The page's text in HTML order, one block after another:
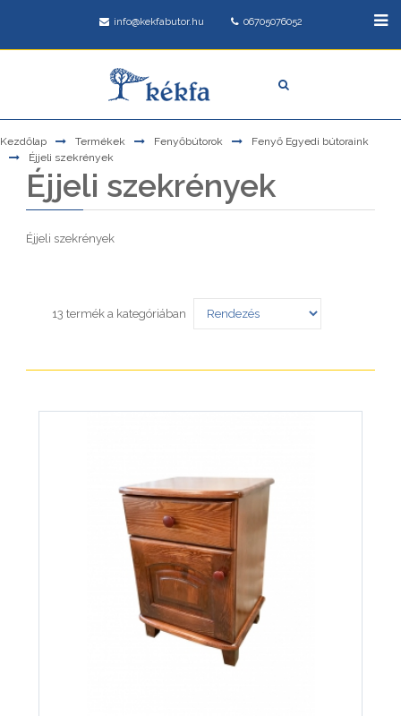
info@kekfabutor.hu 06705076052
Kezdőlap Termékek Fenyőbútorok
Fenyő Egyedi bútoraink
Éjjeli szekrények
Éjjeli szekrények
Éjjeli szekrények
13 termék a kategóriában